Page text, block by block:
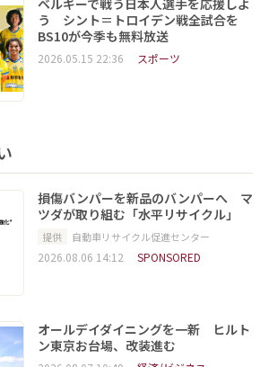
ベルギーで戦う日本人選手を応援しよ
う シント＝トロイデン戦全試合を
BS10が今季も無料放送
2026.05.15 22:36 スポーツ
損傷バンパーを新品のバンパーへ マ
ツダが取り組む「水平リサイクル」
提供 自動車リサイクル促進センター
2026.08.06 14:12 SPONSORED
オールデイダイニングを一新 ヒルト
ン東京お台場、改装進む